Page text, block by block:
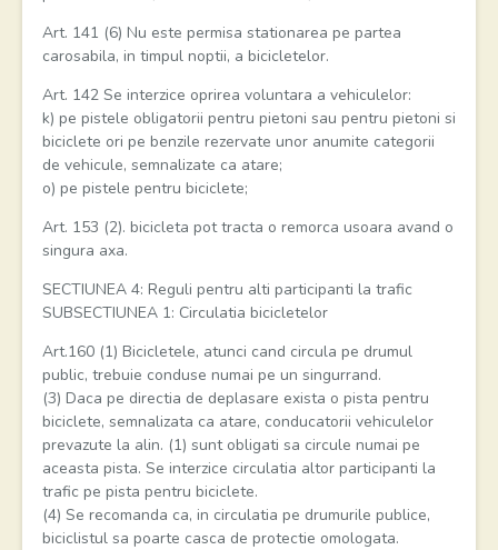
Art. 141 (6) Nu este permisa stationarea pe partea
carosabila, in timpul noptii, a bicicletelor.
Art. 142 Se interzice oprirea voluntara a vehiculelor:
k) pe pistele obligatorii pentru pietoni sau pentru pietoni si
biciclete ori pe benzile rezervate unor anumite categorii
de vehicule, semnalizate ca atare;
o) pe pistele pentru biciclete;
Art. 153 (2). bicicleta pot tracta o remorca usoara avand o
singura axa.
SECTIUNEA 4: Reguli pentru alti participanti la trafic
SUBSECTIUNEA 1: Circulatia bicicletelor
Art.160 (1) Bicicletele, atunci cand circula pe drumul
public, trebuie conduse numai pe un singurrand.
(3) Daca pe directia de deplasare exista o pista pentru
biciclete, semnalizata ca atare, conducatorii vehiculelor
prevazute la alin. (1) sunt obligati sa circule numai pe
aceasta pista. Se interzice circulatia altor participanti la
trafic pe pista pentru biciclete.
(4) Se recomanda ca, in circulatia pe drumurile publice,
biciclistul sa poarte casca de protectie omologata.